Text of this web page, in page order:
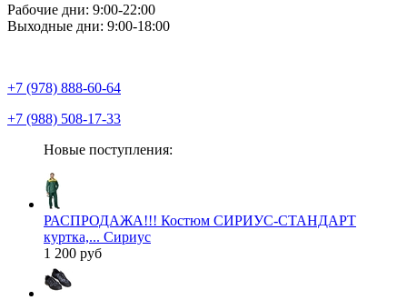
Рабочие дни: 9:00-22:00
Выходные дни: 9:00-18:00
+7 (978) 888-60-64
+7 (988) 508-17-33
Новые поступления:
РАСПРОДАЖА!!! Костюм СИРИУС-СТАНДАРТ
куртка,... Сириус
1 200 руб